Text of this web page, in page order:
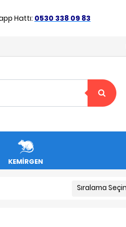
Hattı: 0530 338 09 83
KEMİRGEN